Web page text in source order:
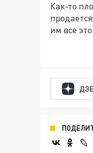
Как-то
им все